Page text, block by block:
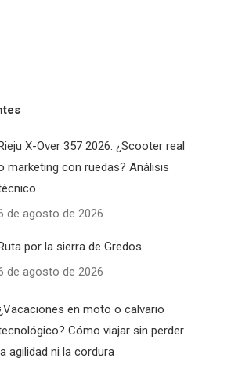
X-Over 357 2026: ¿Scooter real
marketing con ruedas? Análisis
de agosto de 2026
por la sierra de Gredos
de agosto de 2026
en moto o calvario
Cómo viajar sin perder
agilidad ni la cordura